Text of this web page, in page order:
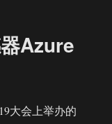
Azure
大会上举办的